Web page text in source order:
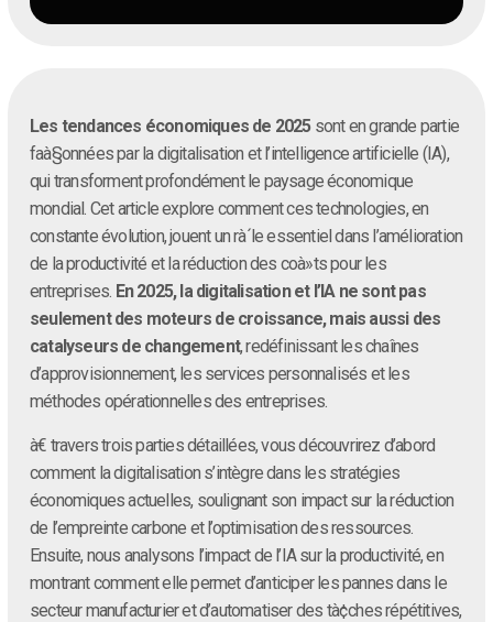
Les tendances économiques de 2025sont en grande partie
faà§onnées par la digitalisation et l’intelligence artificielle (IA),
qui transforment profondément le paysage économique
mondial. Cet article explore comment ces technologies, en
constante évolution, jouent un rà´le essentiel dans l’amélioration
de la productivité et la réduction des coà»ts pour les
entreprises. En 2025, la digitalisation et l’IA ne sont pas
seulement des moteurs de croissance, mais aussi des
catalyseurs de changement, redéfinissant les chaînes
d’approvisionnement, les services personnalisés et les
méthodes opérationnelles des entreprises.
à€ travers trois parties détaillées, vous découvrirez d’abord
comment la digitalisation s’intègre dans les stratégies
économiques actuelles, soulignant son impact sur la réduction
de l’empreinte carbone et l’optimisation des ressources.
Ensuite, nous analysons l’impact de l’IA sur la productivité, en
montrant comment elle permet d’anticiper les pannes dans le
secteur manufacturier et d’automatiser des tà¢ches répétitives,